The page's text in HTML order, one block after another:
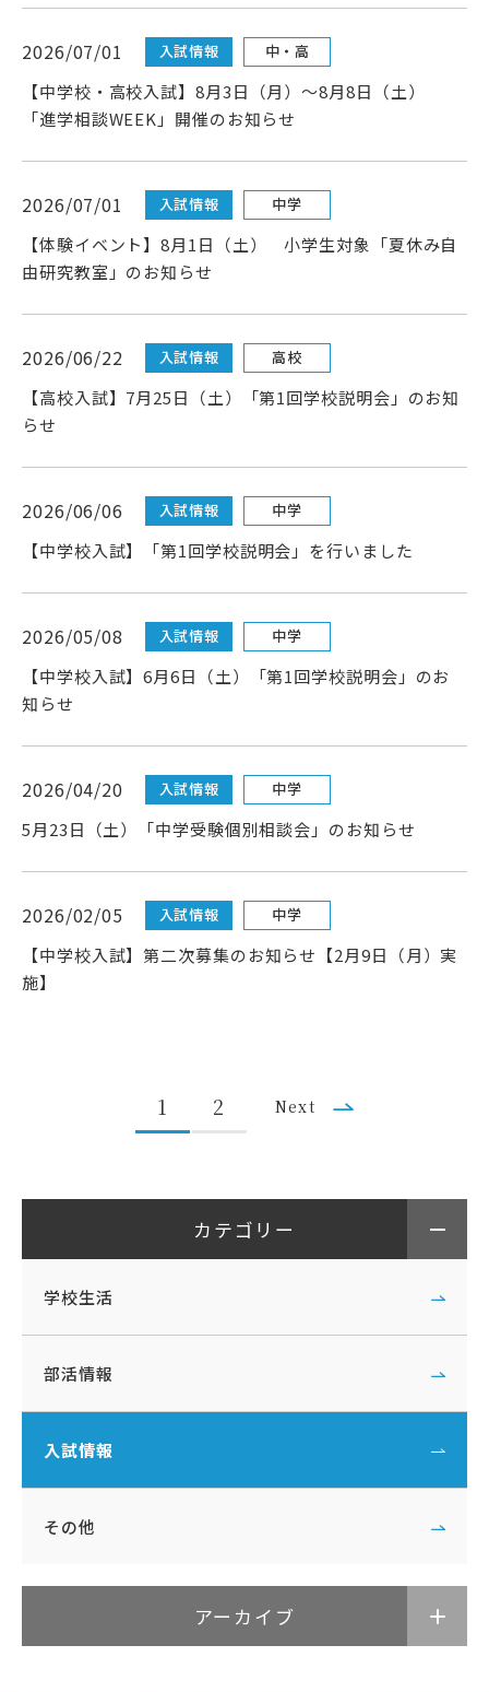
follow us
公式SNSアカウント
武蔵野学院
武蔵野学院大学大学院
武蔵野学院大学
附属幼稚園・保育園
2026/07/01 中・高
入試情報
【中学校・高校入試】8月3日（月）～8月8日（土）
「進学相談WEEK」開催のお知らせ
2026/07/01 中学
入試情報
【体験イベント】8月1日（土） 小学生対象「夏休み自
由研究教室」のお知らせ
2026/06/22 入試情報 高校
【高校入試】7月25日（土）「第1回学校説明会」のお知
らせ
2026/06/06 中学
入試情報
【中学校入試】「第1回学校説明会」を行いました
2026/05/08 中学
入試情報
【中学校入試】6月6日（土）「第1回学校説明会」のお
知らせ
2026/04/20 中学
入試情報
5月23日（土）「中学受験個別相談会」のお知らせ
2026/02/05 中学
入試情報
【中学校入試】第二次募集のお知らせ【2月9日（月）実
施】
1 2 Next
カテゴリー
学校生活
部活情報
入試情報
その他
アーカイブ